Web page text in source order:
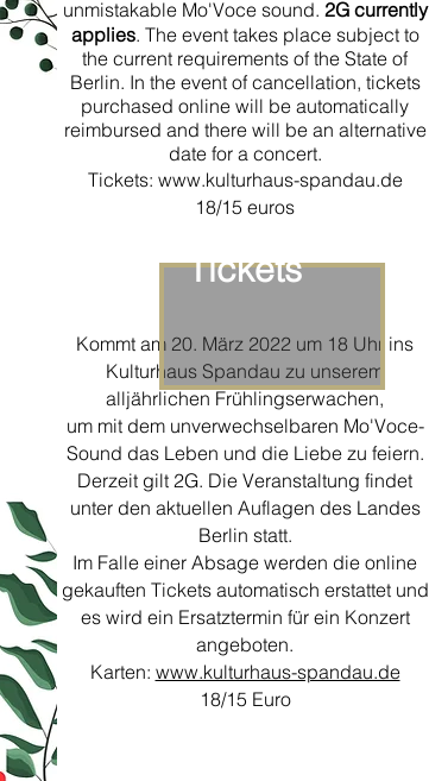
unmistakable Mo'Voce sound. 2G currently
applies. The event takes place subject to
the current requirements of the State of
Berlin. In the event of cancellation, tickets
purchased online will be automatically
reimbursed and there will be an alternative
date for a concert.
Tickets: www.kulturhaus-spandau.de
18/15 euros
Kommt am 20. März 2022 um 18 Uhr ins
Kulturhaus Spandau zu unserem
alljährlichen Frühlingserwachen,
um mit dem unverwechselbaren Mo'Voce-
Sound das Leben und die Liebe zu feiern.
Derzeit gilt 2G. Die Veranstaltung findet
unter den aktuellen Auflagen des Landes
Berlin statt.
Im Falle einer Absage werden die online
gekauften Tickets automatisch erstattet und
es wird ein Ersatztermin für ein Konzert
angeboten.
Karten: www.kulturhaus-spandau.de
18/15 Euro
Tickets